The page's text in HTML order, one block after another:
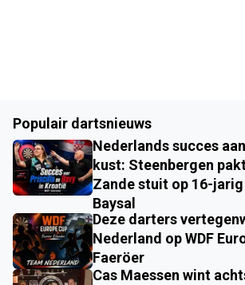
Populair dartsnieuws
Nederlands succes
kust: Steenbergen
Zande stuit op 16-
Baysal
Deze darters
Nederland op WDF
Faeröer
Cas Maessen wint